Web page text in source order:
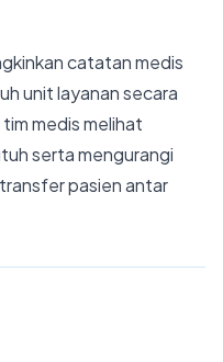
catatan medis
unit layanan secara
medis melihat
serta mengurangi
pasien antar